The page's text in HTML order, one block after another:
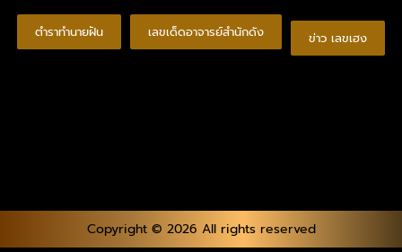
ตำราทำนายฝัน เลขเด็ดอาจารย์สำนักดัง ข่าว เลขเฮง
Copyright © 2026 All rights reserved